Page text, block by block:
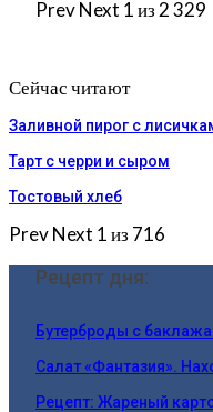
PrevNext 1 из 2 329
Сейчас читают
Заливной пирог с
Тарт с черри и сыром
Тостовый хлеб
PrevNext 1 из 716
Рецепт дня:
Бутерброды с
Салат «Фантазия».
Рецепт: Жареный